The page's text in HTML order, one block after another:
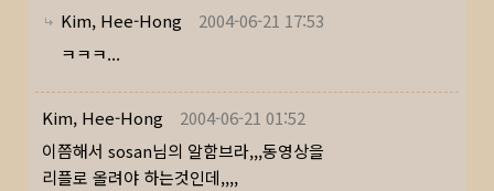
Kim, Hee-Hong
2004-06-21 17:53
ㅋㅋㅋ...
Kim, Hee-Hong
2004-06-21 01:52
이쯤해서 sosan님의 알함브라,,,동영상을
리플로 올려야 하는것인데,,,,